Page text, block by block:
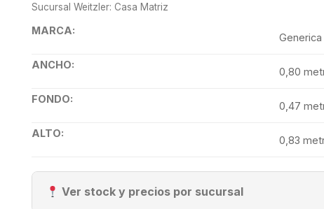
Sucursal Weitzler: Casa Matriz
MARCA:
Generica
ANCHO:
0,80
FONDO:
0,47
ALTO:
0,83
Ver stock y precios por sucursal